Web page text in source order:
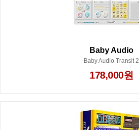
Baby Audio
Baby Audio Transit 2
178,000원